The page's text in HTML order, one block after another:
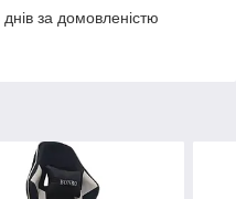
за домовленістю